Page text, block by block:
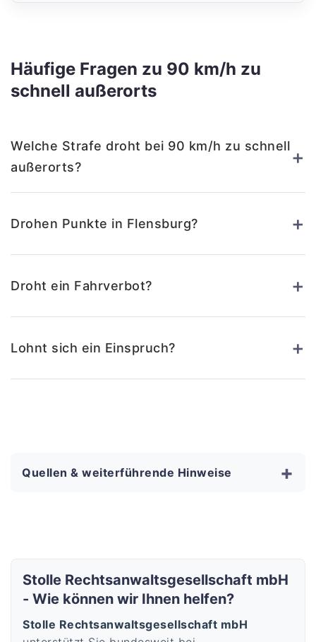
Häufige Fragen zu 90 km/h zu
schnell außerorts
Welche Strafe droht bei 90 km/h zu schnell
außerorts?
+
Drohen Punkte in Flensburg? +
Droht ein Fahrverbot? +
Lohnt sich ein Einspruch? +
Quellen & weiterführende Hinweise +
Stolle Rechtsanwaltsgesellschaft mbH
- Wie können wir Ihnen helfen?
Stolle Rechtsanwaltsgesellschaft mbH